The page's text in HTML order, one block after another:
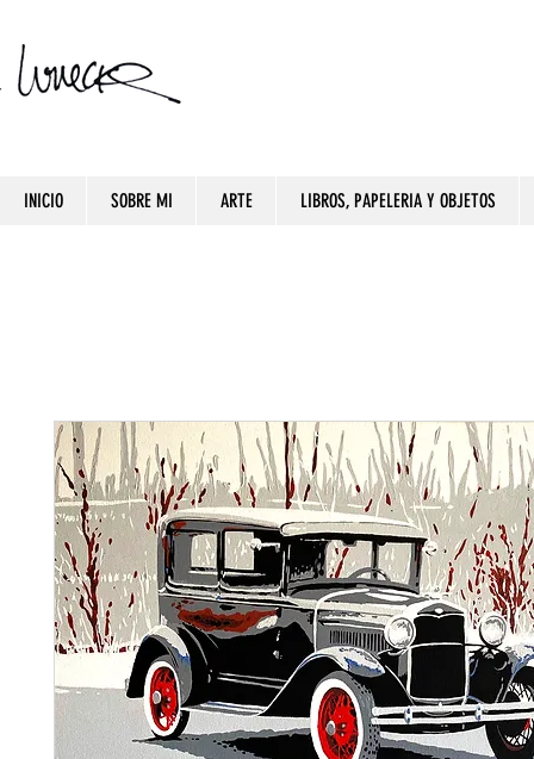
INICIO SOBRE MI ARTE LIBROS, PAPELERIA Y OBJETOS